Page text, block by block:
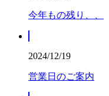
今年もの残り、、
2024/12/19
営業日のご案内